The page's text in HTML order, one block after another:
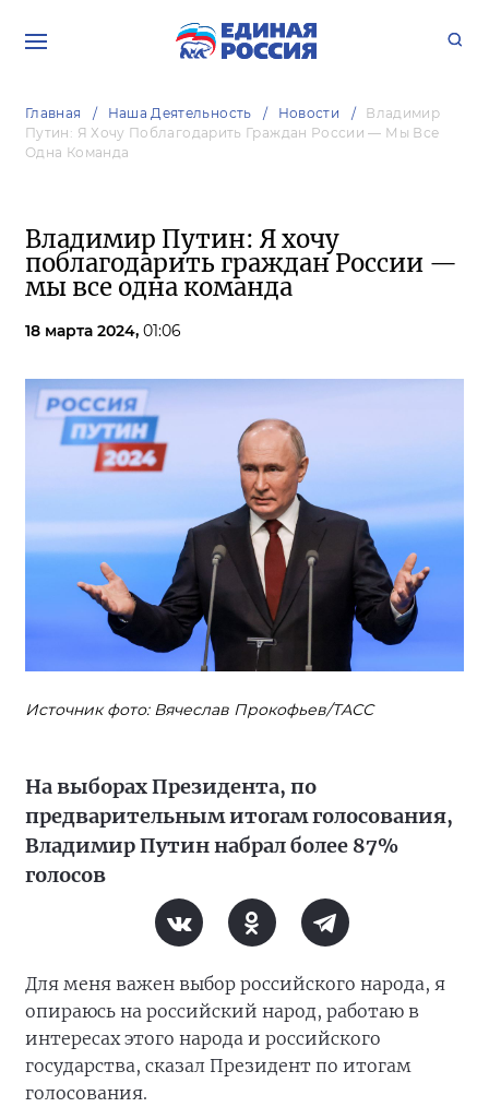
Главная Наша Деятельность Новости
Владимир
Путин: Я Хочу Поблагодарить Граждан России — Мы Все
Одна Команда
Владимир Путин: Я хочу
поблагодарить граждан России —
мы все одна команда
18 марта 2024, 01:06
Источник фото: Вячеслав Прокофьев/ТАСС
На выборах Президента, по
предварительным итогам голосования,
Владимир Путин набрал более 87%
голосов
Для меня важен выбор российского народа, я
опираюсь на российский народ, работаю в
интересах этого народа и российского
государства, сказал Президент по итогам
голосования.